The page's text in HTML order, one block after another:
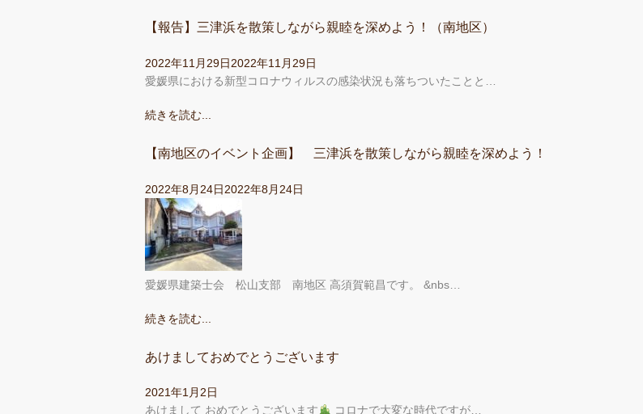
【報告】三津浜を散策しながら親睦を深めよう！（南地区）
2022年11月29日2022年11月29日
愛媛県における新型コロナウィルスの感染状況も落ちついたことと…
続きを読む...
【南地区のイベント企画】 三津浜を散策しながら親睦を深めよう！
2022年8月24日2022年8月24日
愛媛県建築士会 松山支部 南地区 高須賀範昌です。 &nbs…
続きを読む...
あけましておめでとうございます
2021年1月2日
あけまして おめでとうございます
コロナで大変な時代ですが…